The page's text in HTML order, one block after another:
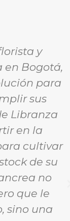
y
en Bogotá,
para
sus
Libranza
en la
cultivar
de su
no
que le
sino una